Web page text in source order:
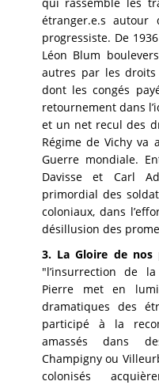
étranger.e.s autour
progressiste. De
Léon Blum
autres par les droits
dont les congés
retournement dans
et un net recul des
Régime de Vichy va
Guerre mondiale.
Davisse et Carl
primordial des
coloniaux, dans
désillusion des
3. La Gloire de nos
"l’insurrection de
Pierre met en
dramatiques des
participé à la
amassés dans
Champigny ou
colonisés